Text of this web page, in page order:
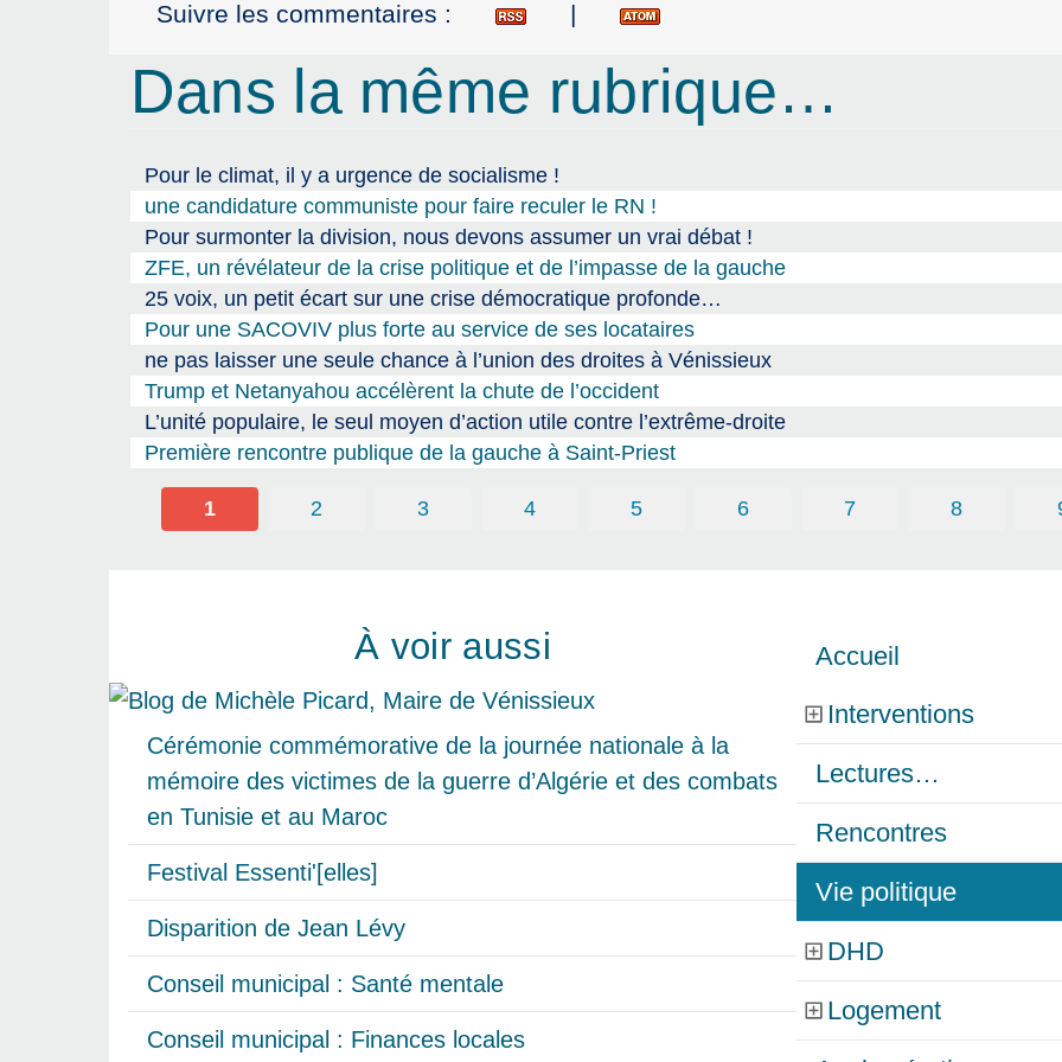
Suivre les commentaires : |
Dans la même rubrique…
Pour le climat, il y a urgence de socialisme !
une candidature communiste pour faire reculer le RN !
Pour surmonter la division, nous devons assumer un vrai débat !
ZFE, un révélateur de la crise politique et de l’impasse de la gauche
25 voix, un petit écart sur une crise démocratique profonde…
Pour une SACOVIV plus forte au service de ses locataires
ne pas laisser une seule chance à l’union des droites à Vénissieux
Trump et Netanyahou accélèrent la chute de l’occident
L’unité populaire, le seul moyen d’action utile contre l’extrême-droite
Première rencontre publique de la gauche à Saint-Priest
1 2 3 4 5 6 7 8
Accueil
Interventions
Lectures…
Rencontres
Vie politique
DHD
Logement
À voir aussi
Cérémonie commémorative de la journée nationale à la
mémoire des victimes de la guerre d’Algérie et des combats
en Tunisie et au Maroc
Festival Essenti'[elles]
Disparition de Jean Lévy
Conseil municipal : Santé mentale
Conseil municipal : Finances locales